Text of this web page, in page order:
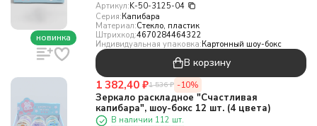
новинка
Артикул:K-50-3125-04
Серия:Капибара
Материал:Стекло, пластик
Штрихкод:4670284464322
Индивидуальная упаковка:Картонный шоу-бокс
В корзину
1 382,40 ₽1 536 ₽ -10%
Зеркало раскладное "Счастливая
капибара", шоу-бокс 12 шт. (4 цвета)
В наличии 112 шт.